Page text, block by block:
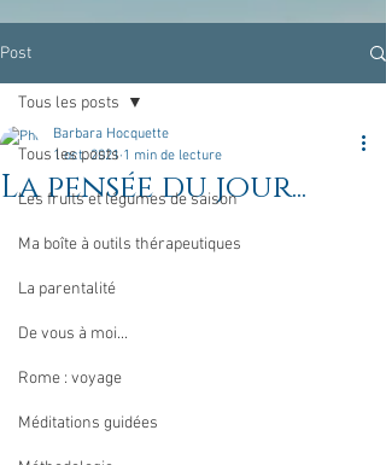
Post
Tous les posts
Les fruits et légumes de saison
Ma boîte à outils thérapeutiques
La parentalité
De vous à moi...
Rome : voyage
Méditations guidées
Tous les posts
La pensée du jour...
Barbara Hocquette
1 oct. 2021 1 min de lecture